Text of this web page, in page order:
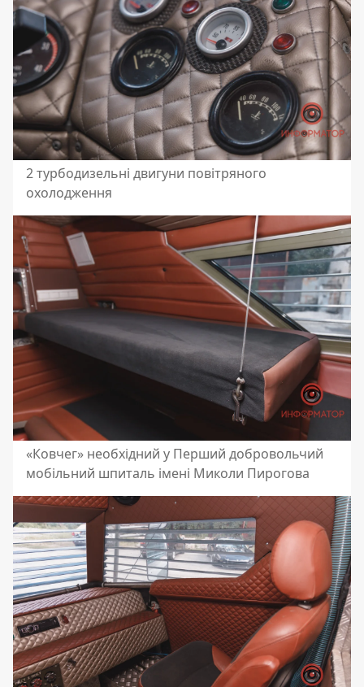
2 турбодизельні двигуни повітряного
охолодження
«Ковчег» необхідний у Перший добровольчий
мобільний шпиталь імені Миколи Пирогова